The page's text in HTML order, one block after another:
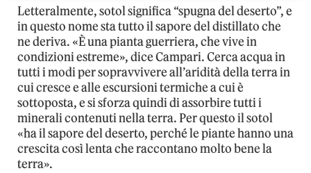
Letteralmente, sotol significa “spugna del deserto”, e
in questo nome sta tutto il sapore del distillato che
ne deriva. «È una pianta guerriera, che vive in
condizioni estreme», dice Campari. Cerca acqua in
tutti i modi per sopravvivere all’aridità della terra in
cui cresce e alle escursioni termiche a cui è
sottoposta, e si sforza quindi di assorbire tutti i
minerali contenuti nella terra. Per questo il sotol
«ha il sapore del deserto, perché le piante hanno una
crescita così lenta che raccontano molto bene la
terra».